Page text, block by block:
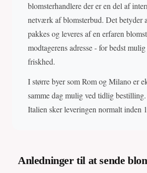
blomsterhandlere der er en del af
netværk af blomsterbud. Det betyder
pakkes og leveres af en erfaren
modtagerens adresse - for bedst
friskhed.
I større byer som Rom og Milano er
samme dag mulig ved tidlig
Italien sker leveringen normalt inden
Anledninger til at sende